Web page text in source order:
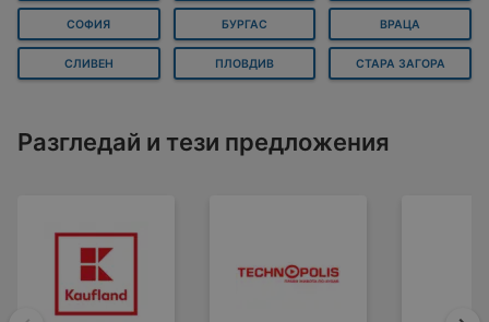
СОФИЯ БУРГАС ВРАЦА
СЛИВЕН ПЛОВДИВ СТАРА ЗАГОРА
Разгледай и тези предложения